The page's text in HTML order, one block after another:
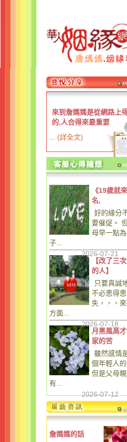
來到詹媽媽是從網路上
的,人合得來最重要
(詳全文)
《19歲就
名,
好的緣分
要催促。
母早一點
子...
2026-07-21
【改了三
的人】
只要真誠
不必患得患
失，，，
方面...
2026-07-18
月黑風高
家的苦
雖然感情
個年輕人
但是父母親
有...
2026-07-12
詹媽媽的話